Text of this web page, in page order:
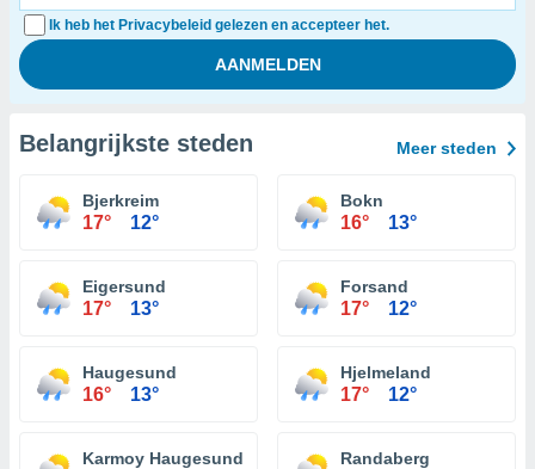
Ik heb het Privacybeleid gelezen en accepteer het.
Belangrijkste steden Meer steden
Bjerkreim
17° 12°
Bokn
16° 13°
Eigersund
17° 13°
Forsand
17° 12°
Haugesund
16° 13°
Hjelmeland
17° 12°
Karmoy Haugesund Randaberg